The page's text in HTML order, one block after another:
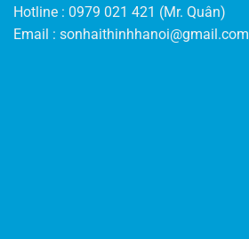
Hotline : 0979 021 421 (Mr. Quân)
Email : sonhaithinhhanoi@gmail.com